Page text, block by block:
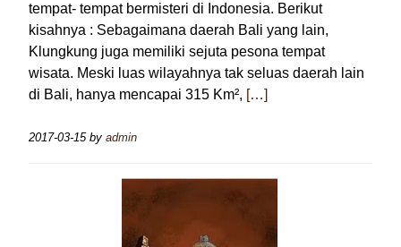
tempat- tempat bermisteri di Indonesia. Berikut
kisahnya : Sebagaimana daerah Bali yang lain,
Klungkung juga memiliki sejuta pesona tempat
wisata. Meski luas wilayahnya tak seluas daerah lain
di Bali, hanya mencapai 315 Km², […]
2017-03-15by admin